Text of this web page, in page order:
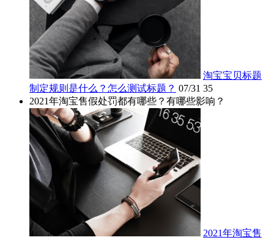
淘宝宝贝标题
制定规则是什么？怎么测试标题？ 07/31 35
2021年淘宝售假处罚都有哪些？有哪些影响？
2021年淘宝售